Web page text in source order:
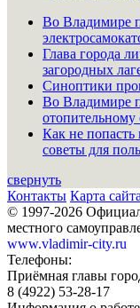
Во Владимире
Глава города
загородных
Синоптики
Во Владимире
отопительному
Как не попасть
советы для
свернуть
Контакты Карта сайта
© 1997-2026
местного
www.vladimir-city.ru
Телефоны:
Приёмная главы
8 (4922) 53-28-17